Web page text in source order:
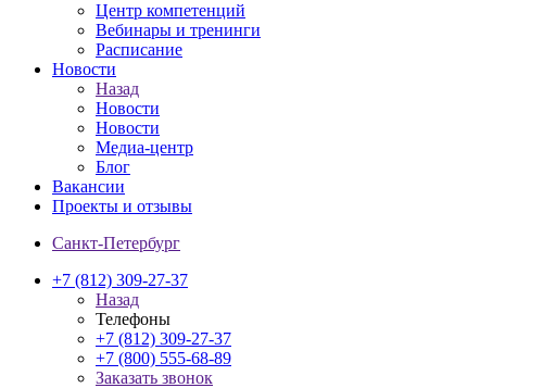
Центр компетенций
Вебинары и тренинги
Расписание
Новости
Назад
Новости
Новости
Медиа-центр
Блог
Вакансии
Проекты и отзывы
Санкт-Петербург
+7 (812) 309-27-37
Назад
Телефоны
+7 (812) 309-27-37
+7 (800) 555-68-89
Заказать звонок